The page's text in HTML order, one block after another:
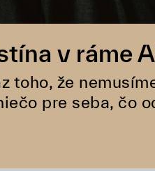
v ráme
toho, že
pre seba, čo